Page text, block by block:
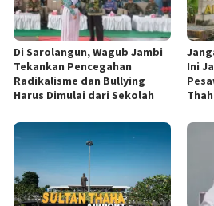
Di Sarolangun, Wagub Jambi
Tekankan Pencegahan
Radikalisme dan Bullying
Harus Dimulai dari Sekolah
Ini